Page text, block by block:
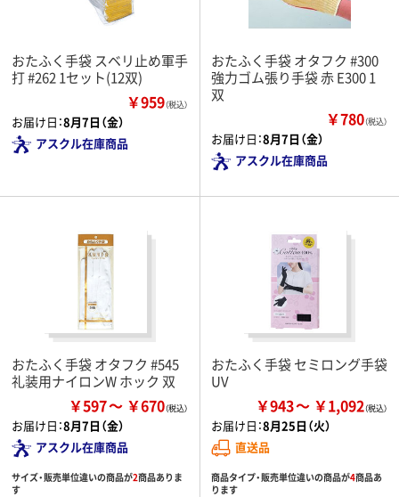
おたふく手袋 スベリ止め軍手
打 #262 1セット(12双)
￥959（税込）
お届け日：8月7日（金）
アスクル在庫商品
おたふく手袋 オタフク #300
強力ゴム張り手袋 赤 E300 1
双
￥780（税込）
お届け日：8月7日（金）
アスクル在庫商品
おたふく手袋 オタフク #545
礼装用ナイロンW ホック 双
￥597 ￥670
お届け日：8月7日（金）
アスクル在庫商品
サイズ・販売単位違いの商品が2商品ありま
す
おたふく手袋 セミロング手袋
UV
￥943 ￥1,092
お届け日：8月25日（火）
直送品
商品タイプ・販売単位違いの商品が4商品あ
ります